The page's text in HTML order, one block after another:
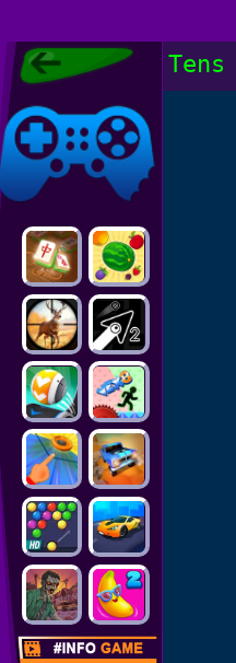
Juegos Friv
2022, Juegos
2022
Juegos Friv
Tens